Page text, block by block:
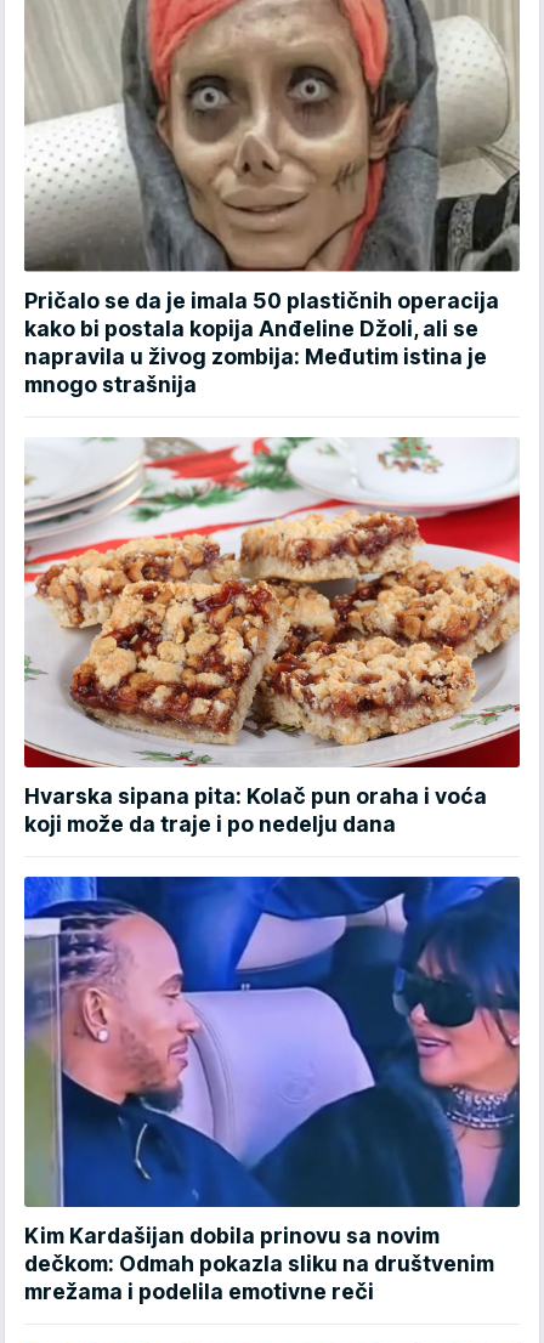
Pričalo se da je imala 50 plastičnih operacija
kako bi postala kopija Anđeline Džoli, ali se
napravila u živog zombija: Međutim istina je
mnogo strašnija
Hvarska sipana pita: Kolač pun oraha i voća
koji može da traje i po nedelju dana
Kim Kardašijan dobila prinovu sa novim
dečkom: Odmah pokazla sliku na društvenim
mrežama i podelila emotivne reči